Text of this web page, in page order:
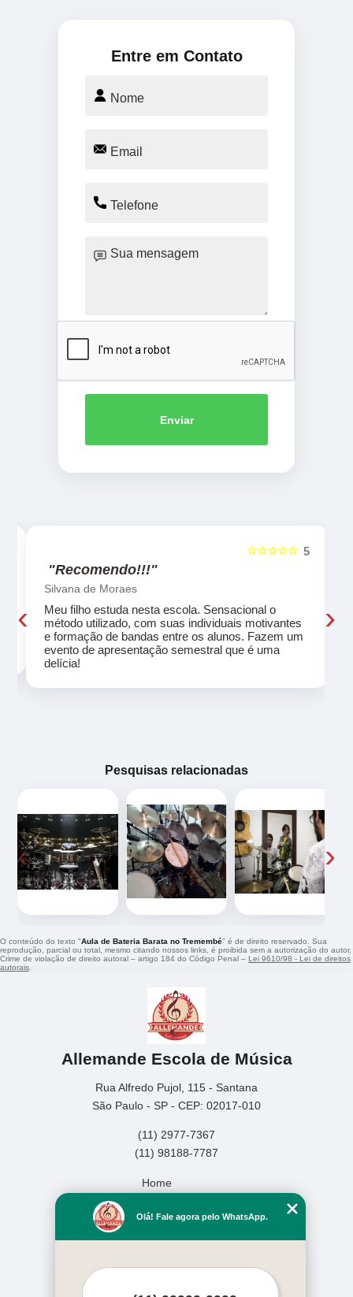
Entre em Contato
Enviar
5
☆☆☆☆☆
"Recomendo!!!"
Silvana de Moraes
Meu filho estuda nesta escola. Sensacional o
método utilizado, com suas individuais motivantes
e formação de bandas entre os alunos. Fazem um
evento de apresentação semestral que é uma
delícia!
‹ ›
Pesquisas relacionadas
‹ ›
O conteúdo do texto "Aula de Bateria Barata no Tremembé" é de direito reservado. Sua
reprodução, parcial ou total, mesmo citando nossos links, é proibida sem a autorização do autor.
Crime de violação de direito autoral – artigo 184 do Código Penal – Lei 9610/98 - Lei de direitos
autorais.
Allemande Escola de Música
Rua Alfredo Pujol, 115 - Santana
São Paulo - SP - CEP: 02017-010
(11) 2977-7367
(11) 98188-7787
Home
Missão
Olá! Fale agora pelo WhatsApp.